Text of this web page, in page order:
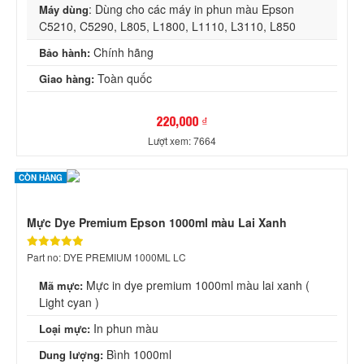
Máy dùng: Dùng cho các máy in phun màu Epson
C5210, C5290, L805, L1800, L1110, L3110, L850
Bảo hành: Chính hãng
Giao hàng: Toàn quốc
220,000 ₫
Lượt xem: 7664
CÒN HÀNG
Mực Dye Premium Epson 1000ml màu Lai Xanh
Part no: DYE PREMIUM 1000ML LC
Mã mực: Mực in dye premium 1000ml màu lai xanh (
Light cyan )
Loại mực: In phun màu
Dung lượng: Bình 1000ml